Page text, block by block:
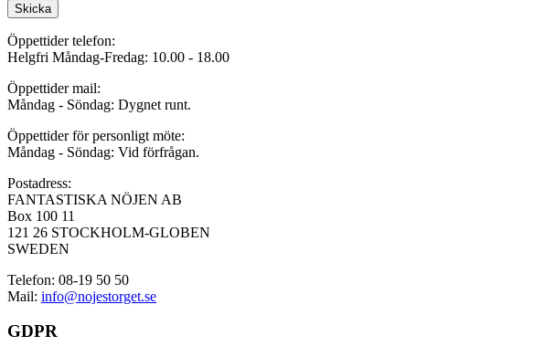
Skicka
Öppettider telefon:
Helgfri Måndag-Fredag: 10.00 - 18.00
Öppettider mail:
Måndag - Söndag: Dygnet runt.
Öppettider för personligt möte:
Måndag - Söndag: Vid förfrågan.
Postadress:
FANTASTISKA NÖJEN AB
Box 100 11
121 26 STOCKHOLM-GLOBEN
SWEDEN
Telefon: 08-19 50 50
Mail: info@nojestorget.se
GDPR